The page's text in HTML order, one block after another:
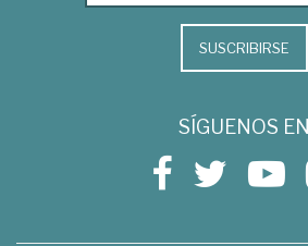
SUSCRIBIRSE
SÍGUENOS EN